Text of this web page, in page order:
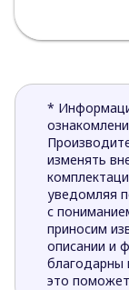
*
изменять
уведомляя
с
приносим
описании и
это